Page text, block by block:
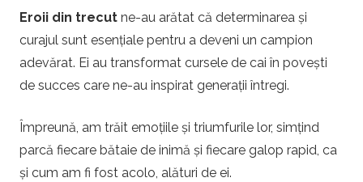
Eroii din trecut ne-au arătat că determinarea și
curajul sunt esențiale pentru a deveni un campion
adevărat. Ei au transformat cursele de cai în povești
de succes care ne-au inspirat generații întregi.
Împreună, am trăit emoțiile și triumfurile lor, simțind
parcă fiecare bătaie de inimă și fiecare galop rapid, ca
și cum am fi fost acolo, alături de ei.